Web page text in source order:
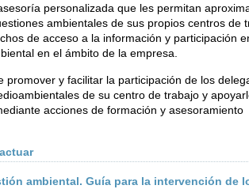
personalizada que les permitan
ambientales de sus propios centros de
de acceso a la información y participación
en el ámbito de la empresa.
promover y facilitar la participación de los
de su centro de trabajo y
acciones de formación y asesoramiento
ambiental. Guía para la intervención de